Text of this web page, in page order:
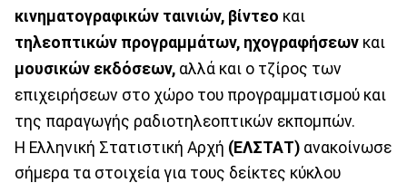
κινηματογραφικών ταινιών, βίντεο και
τηλεοπτικών προγραμμάτων, ηχογραφήσεων και
μουσικών εκδόσεων, αλλά και ο τζίρος των
επιχειρήσεων στο χώρο του προγραμματισμού και
της παραγωγής ραδιοτηλεοπτικών εκπομπών.
Η Ελληνική Στατιστική Αρχή (ΕΛΣΤΑΤ) ανακοίνωσε
σήμερα τα στοιχεία για τους δείκτες κύκλου